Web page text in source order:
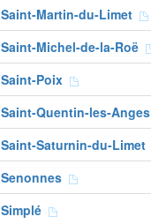
Saint-Martin-du-Limet
Saint-Michel-de-la-Roë
Saint-Poix
Saint-Quentin-les-Anges
Saint-Saturnin-du-Limet
Senonnes
Simplé